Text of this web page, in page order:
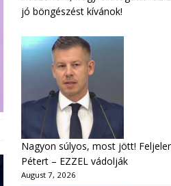
jó böngészést kívánok!
Nagyon súlyos, most jött!
Pétert – EZZEL vádolják
August 7, 2026